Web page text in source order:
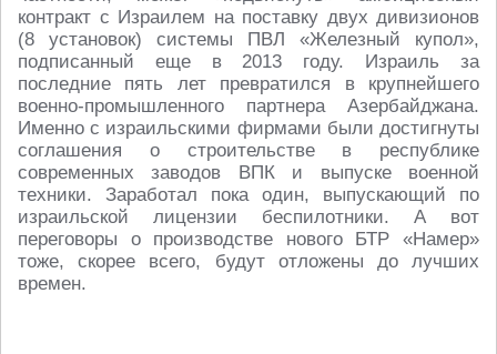
контракт с Израилем на поставку двух дивизионов
(8 установок) системы ПВЛ «Железный купол»,
подписанный еще в 2013 году. Израиль за
последние пять лет превратился в крупнейшего
военно-промышленного партнера Азербайджана.
Именно с израильскими фирмами были достигнуты
соглашения о строительстве в республике
современных заводов ВПК и выпуске военной
техники. Заработал пока один, выпускающий по
израильской лицензии беспилотники. А вот
переговоры о производстве нового БТР «Намер»
тоже, скорее всего, будут отложены до лучших
времен.